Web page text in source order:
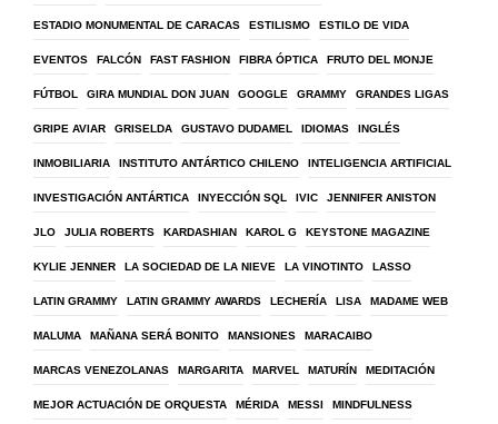
ESTADIO MONUMENTAL DE CARACAS ESTILISMO ESTILO DE VIDA
EVENTOS FALCÓN FAST FASHION FIBRA ÓPTICA FRUTO DEL MONJE
FÚTBOL GIRA MUNDIAL DON JUAN GOOGLE GRAMMY GRANDES LIGAS
GRIPE AVIAR GRISELDA GUSTAVO DUDAMEL IDIOMAS INGLÉS
INMOBILIARIA INSTITUTO ANTÁRTICO CHILENO INTELIGENCIA ARTIFICIAL
INVESTIGACIÓN ANTÁRTICA INYECCIÓN SQL IVIC JENNIFER ANISTON
JLO JULIA ROBERTS KARDASHIAN KAROL G KEYSTONE MAGAZINE
KYLIE JENNER LA SOCIEDAD DE LA NIEVE LA VINOTINTO LASSO
LATIN GRAMMY LATIN GRAMMY AWARDS LECHERÍA LISA MADAME WEB
MALUMA MAÑANA SERÁ BONITO MANSIONES MARACAIBO
MARCAS VENEZOLANAS MARGARITA MARVEL MATURÍN MEDITACIÓN
MEJOR ACTUACIÓN DE ORQUESTA MÉRIDA MESSI MINDFULNESS